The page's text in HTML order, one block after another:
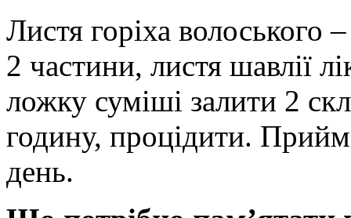
Листя горіха
2 частини, листя шавлії
ложку суміші залити 2
годину, процідити.
день.